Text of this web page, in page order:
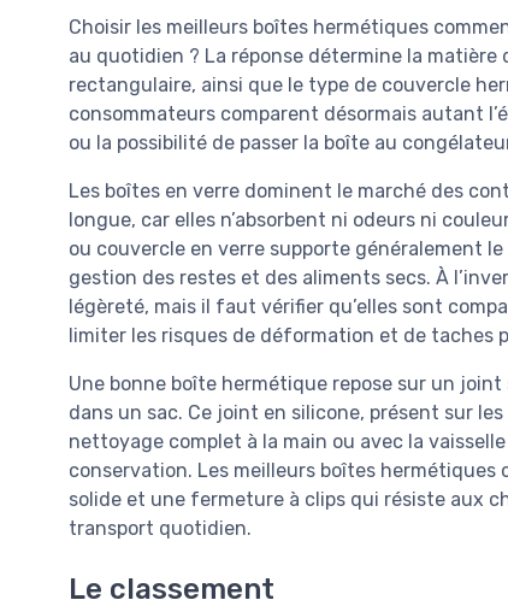
Choisir les meilleurs boîtes hermétiques
au quotidien ? La réponse détermine la
rectangulaire, ainsi que le type de couvercle
consommateurs comparent désormais autant
ou la possibilité de passer la boîte au
Les boîtes en verre dominent le marché des
longue, car elles n’absorbent ni odeurs ni
ou couvercle en verre supporte généralement
gestion des restes et des aliments secs. À
légèreté, mais il faut vérifier qu’elles sont
limiter les risques de déformation et de taches
Une bonne boîte hermétique repose sur un
dans un sac. Ce joint en silicone, présent sur
nettoyage complet à la main ou avec la
conservation. Les meilleurs boîtes
solide et une fermeture à clips qui résiste aux
transport quotidien.
Le classement